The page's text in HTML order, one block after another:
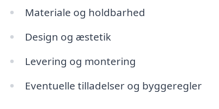
Materiale og holdbarhed
Design og æstetik
Levering og montering
Eventuelle tilladelser og byggeregler